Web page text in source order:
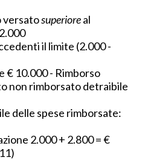
versatosuperioreal
il limite (2.000 -
€ 10.000 - Rimborso
non rimborsato detraibile
delle spese rimborsate:
2.000 + 2.800 = €